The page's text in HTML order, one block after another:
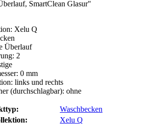
SmartClean Glasur"
Xelu Q
Überlauf
2
0 mm
links und rechts
(durchschlagbar): ohne
Waschbecken
Xelu Q